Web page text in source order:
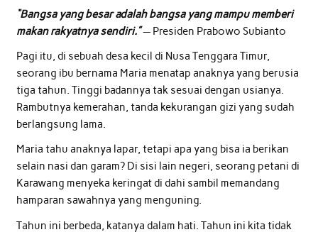
“Bangsa yang besar adalah bangsa yang mampu memberi
makan rakyatnya sendiri.”— Presiden Prabowo Subianto
Pagi itu, di sebuah desa kecil di Nusa Tenggara Timur,
seorang ibu bernama Maria menatap anaknya yang berusia
tiga tahun. Tinggi badannya tak sesuai dengan usianya.
Rambutnya kemerahan, tanda kekurangan gizi yang sudah
berlangsung lama.
Maria tahu anaknya lapar, tetapi apa yang bisa ia berikan
selain nasi dan garam? Di sisi lain negeri, seorang petani di
Karawang menyeka keringat di dahi sambil memandang
hamparan sawahnya yang menguning.
Tahun ini berbeda, katanya dalam hati. Tahun ini kita tidak